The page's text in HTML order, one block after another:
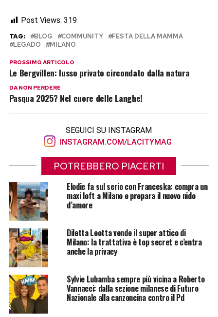
Post Views: 319
TAG: BLOG COMMUNITY
FESTA DELLA MAMMA
LEGADO
MILANO
PROSSIMO ARTICOLO
Le Bergvillen: lusso privato circondato dalla natura
DA NON PERDERE
Pasqua 2025? Nel cuore delle Langhe!
SEGUICI SU INSTAGRAM
INSTAGRAM.COM/LACITYMAG
POTREBBERO PIACERTI
Elodie fa sul serio con Franceska: compra un
maxi loft a Milano e prepara il nuovo nido
d’amore
Diletta Leotta vende il super attico di
Milano: la trattativa è top secret e c’entra
anche la privacy
Sylvie Lubamba sempre più vicina a Roberto
Vannacci: dalla sezione milanese di Futuro
Nazionale alla canzoncina contro il Pd